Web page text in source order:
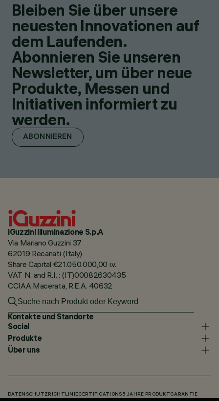
Bleiben Sie über unsere
neuesten Innovationen auf
dem Laufenden.
Abonnieren Sie unseren
Newsletter, um über neue
Produkte, Messen und
Initiativen informiert zu
werden.
ABONNIEREN
iGuzzini illuminazione S.p.A
Via Mariano Guzzini 37
62019 Recanati (Italy)
Share Capital €21.050.000,00 i.v.
VAT N. and R.I. : (IT)00082630435
CCIAA Macerata, R.E.A. 40632
Kontakte und Standorte
Social
Produkte
Über uns
DATENSCHUTZRICHTLINIECERTIFICATIONS 5 JAHRE PRODUKTGARANTIE